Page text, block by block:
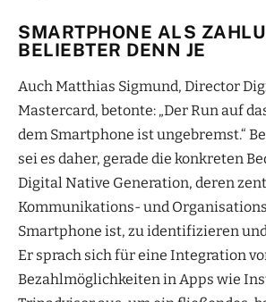
SMARTPHONE ALS
BELIEBTER DENN JE
Auch Matthias Sigmund, Director
Mastercard, betonte: „Der Run auf
dem Smartphone ist ungebremst.“
sei es daher, gerade die konkreten
Digital Native Generation, deren
Kommunikations- und
Smartphone ist, zu identifizieren
Er sprach sich für eine Integration
Bezahlmöglichkeiten in Apps wie